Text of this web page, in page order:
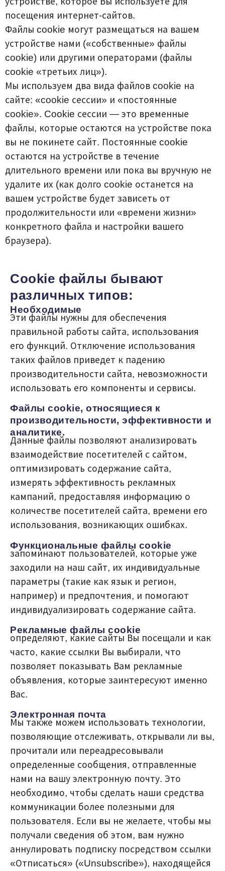
посещения интернет-сайтов.
Файлы cookie могут размещаться на вашем
устройстве нами («собственные» файлы
cookie) или другими операторами (файлы
cookie «третьих лиц»).
Мы используем два вида файлов cookie на
сайте: «cookie сессии» и «постоянные
cookie». Cookie сессии — это временные
файлы, которые остаются на устройстве пока
вы не покинете сайт. Постоянные cookie
остаются на устройстве в течение
длительного времени или пока вы вручную не
удалите их (как долго cookie останется на
вашем устройстве будет зависеть от
продолжительности или «времени жизни»
конкретного файла и настройки вашего
браузера).
Cookie файлы бывают
различных типов:
Необходимые
Эти файлы нужны для обеспечения
правильной работы сайта, использования
его функций. Отключение использования
таких файлов приведет к падению
производительности сайта, невозможности
использовать его компоненты и сервисы.
Файлы cookie, относящиеся к
производительности, эффективности и
аналитике.
Данные файлы позволяют анализировать
взаимодействие посетителей с сайтом,
оптимизировать содержание сайта,
измерять эффективность рекламных
кампаний, предоставляя информацию о
количестве посетителей сайта, времени его
использования, возникающих ошибках.
Функциональные файлы cookie
запоминают пользователей, которые уже
заходили на наш сайт, их индивидуальные
параметры (такие как язык и регион,
например) и предпочтения, и помогают
индивидуализировать содержание сайта.
Рекламные файлы cookie
определяют, какие сайты Вы посещали и как
часто, какие ссылки Вы выбирали, что
позволяет показывать Вам рекламные
объявления, которые заинтересуют именно
Вас.
Электронная почта
Мы также можем использовать технологии,
позволяющие отслеживать, открывали ли вы,
прочитали или переадресовывали
определенные сообщения, отправленные
нами на вашу электронную почту. Это
необходимо, чтобы сделать наши средства
коммуникации более полезными для
пользователя. Если вы не желаете, чтобы мы
получали сведения об этом, вам нужно
аннулировать подписку посредством ссылки
«Отписаться» («Unsubscribe»), находящейся